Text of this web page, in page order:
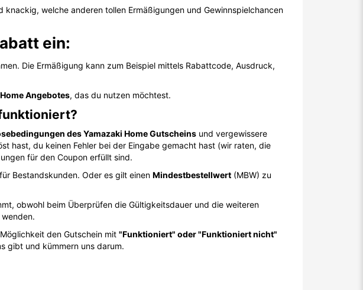
welche anderen tollen Ermäßigungen und Gewinnspielchancen
ein:
Die Ermäßigung kann zum Beispiel mittels Rabattcode, Ausdruck,
Angebotes, das du nutzen möchtest.
des Yamazaki Home Gutscheins und vergewissere
hast, du keinen Fehler bei der Eingabe gemacht hast (wir raten, die
für den Coupon erfüllt sind.
Bestandskunden. Oder es gilt einen Mindestbestellwert (MBW) zu
obwohl beim Überprüfen die Gültigkeitsdauer und die weiteren
wenden.
den Gutschein mit "Funktioniert" oder "Funktioniert nicht"
gibt und kümmern uns darum.